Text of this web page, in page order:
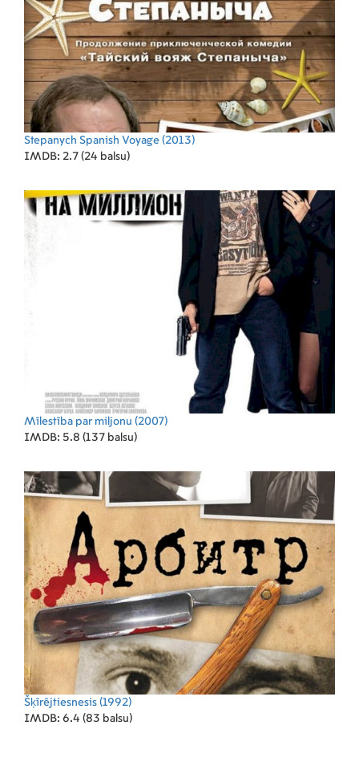
Stepanych Spanish Voyage (2013)
IMDB: 2.7 (24 balsu)
Mīlestība par miljonu (2007)
IMDB: 5.8 (137 balsu)
Šķīrējtiesnesis (1992)
IMDB: 6.4 (83 balsu)